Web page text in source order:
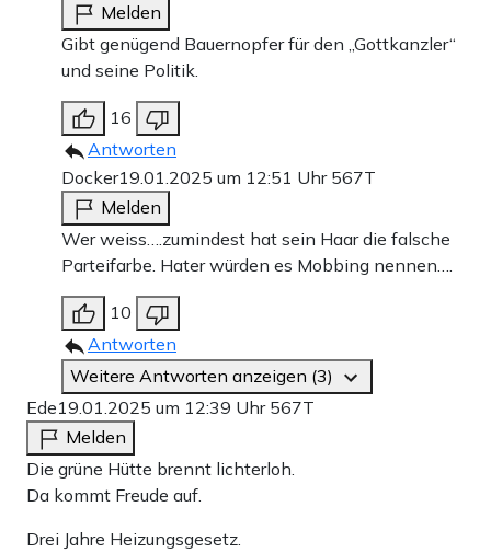
Melden
Gibt genügend Bauernopfer für den „Gottkanzler“
und seine Politik.
16
Antworten
Docker19.01.2025 um 12:51 Uhr 567T
Melden
Wer weiss….zumindest hat sein Haar die falsche
Parteifarbe. Hater würden es Mobbing nennen….
10
Antworten
Weitere Antworten anzeigen (3)
Ede19.01.2025 um 12:39 Uhr 567T
Melden
Die grüne Hütte brennt lichterloh.
Da kommt Freude auf.
Drei Jahre Heizungsgesetz.